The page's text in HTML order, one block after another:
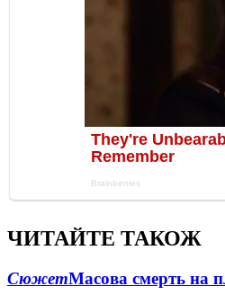
ЧИТАЙТЕ ТАКОЖ
СюжетМасова смерть на